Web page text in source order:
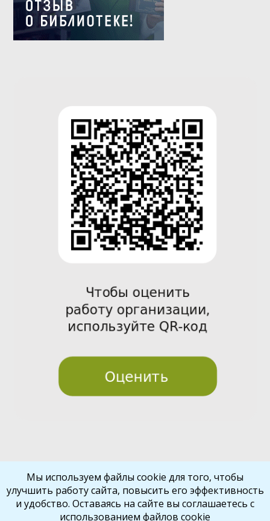
vio
t
Мы используем файлы cookie для того, чтобы
улучшить работу сайта, повысить его эффективность
и удобство. Оставаясь на сайте вы соглашаетесь с
использованием файлов cookie